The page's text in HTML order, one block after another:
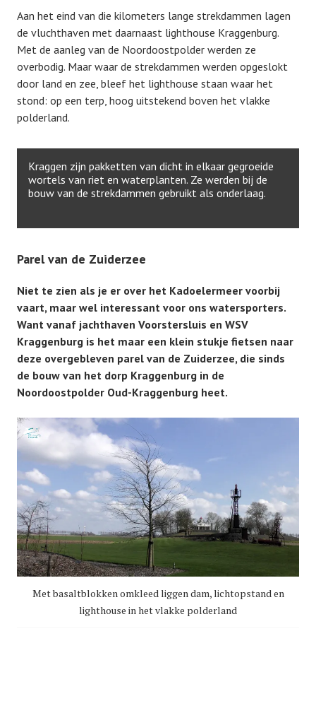
Aan het eind van die kilometers lange strekdammen lagen
de vluchthaven met daarnaast lighthouse Kraggenburg.
Met de aanleg van de Noordoostpolder werden ze
overbodig. Maar waar de strekdammen werden opgeslokt
door land en zee, bleef het lighthouse staan waar het
stond: op een terp, hoog uitstekend boven het vlakke
polderland.
Kraggen zijn pakketten van dicht in elkaar gegroeide
wortels van riet en waterplanten. Ze werden bij de
bouw van de strekdammen gebruikt als onderlaag.
Parel van de Zuiderzee
Niet te zien als je er over het Kadoelermeer voorbij
vaart, maar wel interessant voor ons watersporters.
Want vanaf jachthaven Voorstersluis en WSV
Kraggenburg is het maar een klein stukje fietsen naar
deze overgebleven parel van de Zuiderzee, die sinds
de bouw van het dorp Kraggenburg in de
Noordoostpolder Oud-Kraggenburg heet.
Met basaltblokken omkleed liggen dam, lichtopstand en
lighthouse in het vlakke polderland